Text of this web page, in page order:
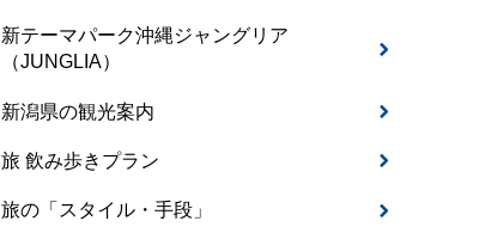
新テーマパーク沖縄ジャングリア
（JUNGLIA）
新潟県の観光案内
旅 飲み歩きプラン
旅の「スタイル・手段」